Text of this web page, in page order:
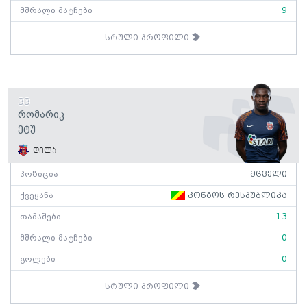
მშრალი მატჩები 9
სრული პროფილი
33
Რომარიკ
Ეტუ
დილა
პოზიცია მცველი
ქვეყანა კონგოს რესპუბლიკა
თამაშები 13
მშრალი მატჩები 0
გოლები 0
სრული პროფილი